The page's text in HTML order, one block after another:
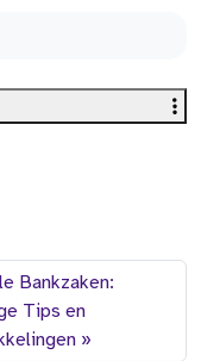
Bankzaken:
Tips en